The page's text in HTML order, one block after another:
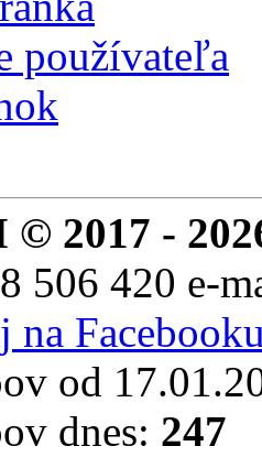
používateľa
© 2017 -
506 420 e-
na
od
dnes: 247